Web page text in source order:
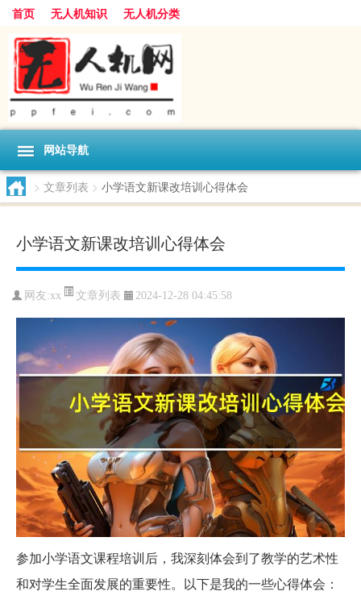
首页 无人机知识 无人机分类
网站导航
> 文章列表 > 小学语文新课改培训心得体会
小学语文新课改培训心得体会
网友:xx 文章列表 2024-12-28 04:45:58
参加小学语文课程培训后，我深刻体会到了教学的艺术性
和对学生全面发展的重要性。以下是我的一些心得体会：